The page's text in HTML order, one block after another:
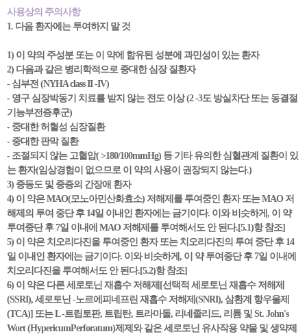
사용상의 주의사항
1. 다음 환자에는 투여하지 말 것
1) 이 약의 주성분 또는 이 약에 함유된 성분에 과민성이 있는 환자
2) 다음과 같은 병리학적으로 중대한 심장 질환자
- 심부전 (NYHA class II -IV)
- 영구 심장박동기 치료를 받지 않는 전도 이상 (2 -3도 방실차단 또는 동결절
기능부전증후군)
- 중대한 허혈성 심장질환
- 중대한 판막 질환
- 조절되지 않는 고혈압( >180/100mmHg) 등 기타 유의한 심혈관계 질환이 있
는 환자(임상경험이 없으므로 이 약의 사용이 권장되지 않는다.)
3) 중등도 및 중증의 간장애 환자
4) 이 약은 MAO(모노아민산화효소) 저해제를 투여중인 환자 또는 MAO 저
해제의 투여 중단 후 14일 이내인 환자에는 금기이다. 이와 비슷하게, 이 약
투여중단 후 7일 이내에 MAO 저해제를 투여해서도 안 된다.[5.1)항 참조]
5) 이 약은 치오리다진을 투여중인 환자 또는 치오리다진의 투여 중단 후 14
일 이내인 환자에는 금기이다. 이와 비슷하게, 이 약 투여중단 후 7일 이내에
치오리다진을 투여해서도 안 된다.[5.2)항 참조]
6) 이 약은 다른 세로토닌 재흡수 저해제[선택적 세로토닌 재흡수 저해제
(SSRI), 세로토닌 -노르에피네프린 재흡수 저해제(SNRI), 삼환계 항우울제
(TCA)] 또는 L -트립토판, 트립탄, 트라마돌, 리네졸리드, 리튬 및 St. John's
Wort (HypericumPerforatum)제제와 같은 세로토닌 유사작용 약물 및 생약제